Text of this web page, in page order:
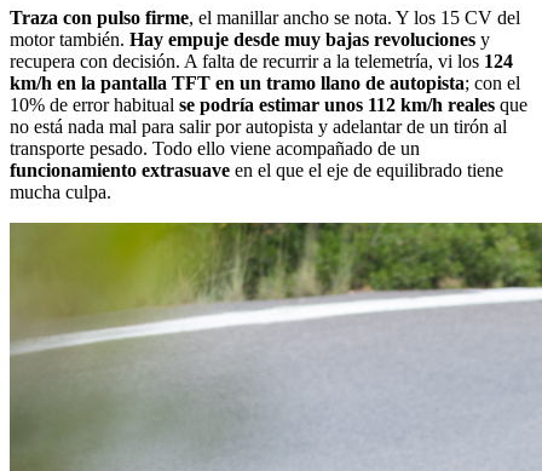
Traza con pulso firme, el manillar ancho se nota. Y los 15 CV del
motor también. Hay empuje desde muy bajas revoluciones y
recupera con decisión. A falta de recurrir a la telemetría, vi los 124
km/h en la pantalla TFT en un tramo llano de autopista; con el
10% de error habitual se podría estimar unos 112 km/h reales que
no está nada mal para salir por autopista y adelantar de un tirón al
transporte pesado. Todo ello viene acompañado de un
funcionamiento extrasuave en el que el eje de equilibrado tiene
mucha culpa.